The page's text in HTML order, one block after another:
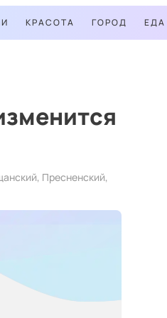
КРАСОТА ГОРОД ЕДА
Пресненский,